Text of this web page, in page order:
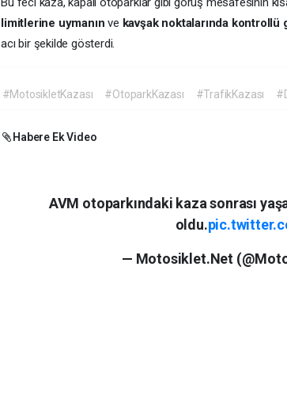
limitlerine uymanın ve kavşak noktalarında kontrollü
acı bir şekilde gösterdi.
#MotosikletKazası #OtoparkKazası #TrafikKazası
Habere Ek Video
AVM otoparkındaki kaza sonrası
oldu.
— Motosiklet.Net